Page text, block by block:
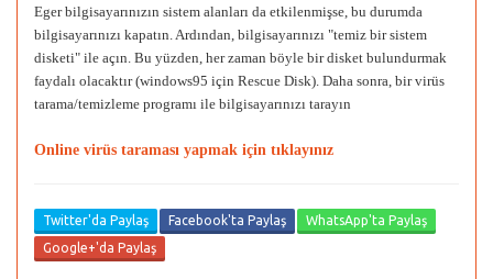
Eger bilgisayarınızın sistem alanları da etkilenmişse, bu durumda
bilgisayarınızı kapatın. Ardından, bilgisayarınızı "temiz bir sistem
disketi" ile açın. Bu yüzden, her zaman böyle bir disket bulundurmak
faydalı olacaktır (windows95 için Rescue Disk). Daha sonra, bir virüs
tarama/temizleme programı ile bilgisayarınızı tarayın
Online virüs taraması yapmak için tıklayınız
Twitter'da Paylaş Facebook'ta Paylaş
WhatsApp'ta Paylaş
Google+'da Paylaş